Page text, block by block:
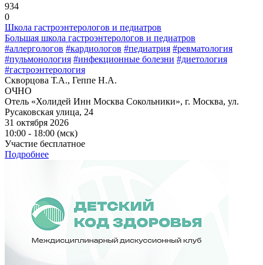
934
0
Школа гастроэнтерологов и педиатров
Большая школа гастроэнтерологов и педиатров
#аллергологов #кардиологов #педиатрия #ревматология
#пульмонология #инфекционные болезни #диетология
#гастроэнтерология
Скворцова Т.А., Геппе Н.А.
ОЧНО
Отель «Холидей Инн Москва Сокольники», г. Москва, ул.
Русаковская улица, 24
31 октября 2026
10:00 - 18:00 (мск)
Участие бесплатное
Подробнее